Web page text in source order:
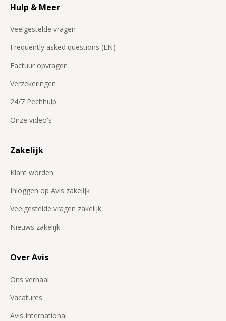
Hulp & Meer
Veelgestelde vragen
Frequently asked questions (EN)
Factuur opvragen
Verzekeringen
24/7 Pechhulp
Onze video's
Zakelijk
Klant worden
Inloggen op Avis zakelijk
Veelgestelde vragen zakelijk
Nieuws zakelijk
Over Avis
Ons verhaal
Vacatures
Avis International